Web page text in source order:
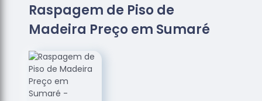
Empresas
de
de Madeira
Loja de
Assoalhos
Raspagem de Piso de
Madeira Preço em Sumaré